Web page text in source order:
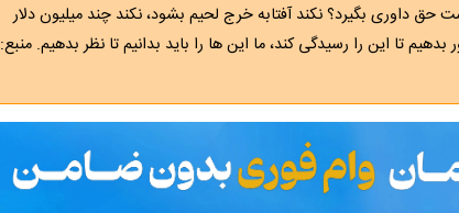
حق داوری بگیرد؟ نکند آفتابه خرج لحیم بشود، نکند چند میلیون دلار
تا این را رسیدگی کند، ما این ها را باید بدانیم تا نظر بدهیم. منبع: